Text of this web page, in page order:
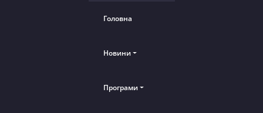
Головна
Новини
Програми